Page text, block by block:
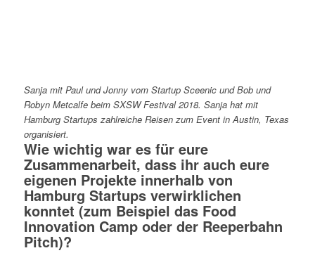
Sanja mit Paul und Jonny vom Startup Sceenic und Bob und
Robyn Metcalfe beim SXSW Festival 2018. Sanja hat mit
Hamburg Startups zahlreiche Reisen zum Event in Austin, Texas
organisiert.
Wie wichtig war es für eure
Zusammenarbeit, dass ihr auch eure
eigenen Projekte innerhalb von
Hamburg Startups verwirklichen
konntet (zum Beispiel das Food
Innovation Camp oder der Reeperbahn
Pitch)?